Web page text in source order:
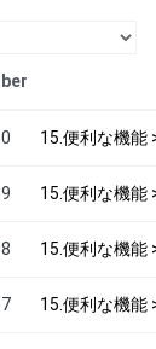
15.便利な機能
15.便利な機能
15.便利な機能
15.便利な機能